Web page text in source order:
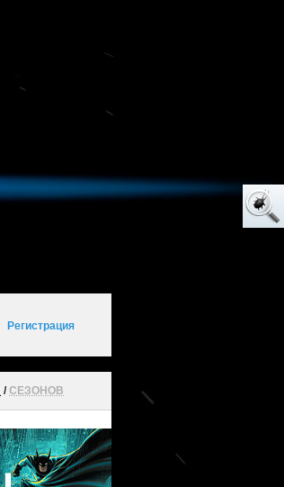
Регистрация
/СЕЗОНОВ